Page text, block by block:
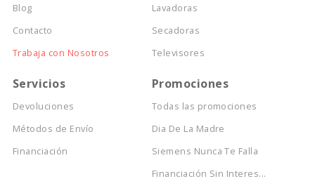
Blog
Contacto
Trabaja con Nosotros
Lavadoras
Secadoras
Televisores
Servicios
Devoluciones
Métodos de Envío
Financiación
Promociones
Todas las promociones
Dia De La Madre
Siemens Nunca Te Falla
Financiación Sin Interes...